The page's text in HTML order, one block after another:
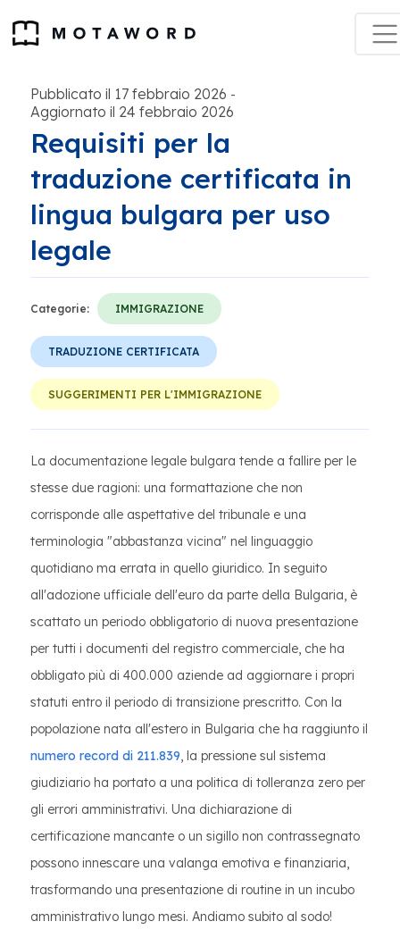
Pubblicato il 17 febbraio 2026 -
Aggiornato il 24 febbraio 2026
Requisiti per la
traduzione certificata in
lingua bulgara per uso
legale
Categorie: IMMIGRAZIONE
TRADUZIONE CERTIFICATA
SUGGERIMENTI PER L'IMMIGRAZIONE
La documentazione legale bulgara tende a fallire per le
stesse due ragioni: una formattazione che non
corrisponde alle aspettative del tribunale e una
terminologia "abbastanza vicina" nel linguaggio
quotidiano ma errata in quello giuridico. In seguito
all'adozione ufficiale dell'euro da parte della Bulgaria, è
scattato un periodo obbligatorio di nuova presentazione
per tutti i documenti del registro commerciale, che ha
obbligato più di 400.000 aziende ad aggiornare i propri
statuti entro il periodo di transizione prescritto. Con la
popolazione nata all'estero in Bulgaria che ha raggiunto il
numero record di 211.839, la pressione sul sistema
giudiziario ha portato a una politica di tolleranza zero per
gli errori amministrativi. Una dichiarazione di
certificazione mancante o un sigillo non contrassegnato
possono innescare una valanga emotiva e finanziaria,
trasformando una presentazione di routine in un incubo
amministrativo lungo mesi. Andiamo subito al sodo!